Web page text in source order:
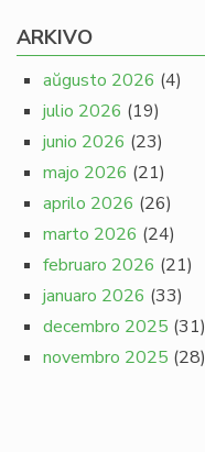
ARKIVO
aŭgusto 2026 (4)
julio 2026 (19)
junio 2026 (23)
majo 2026 (21)
aprilo 2026 (26)
marto 2026 (24)
februaro 2026 (21)
januaro 2026 (33)
decembro 2025 (31)
novembro 2025 (28)